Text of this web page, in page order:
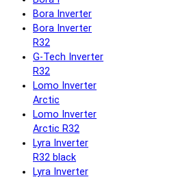
Bora Inverter
Bora Inverter
R32
G-Tech Inverter
R32
Lomo Inverter
Arctic
Lomo Inverter
Arctic R32
Lyra Inverter
R32 black
Lyra Inverter